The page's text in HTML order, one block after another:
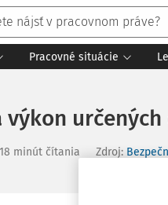
Pracovné situácie
18 minút čítania Zdroj: